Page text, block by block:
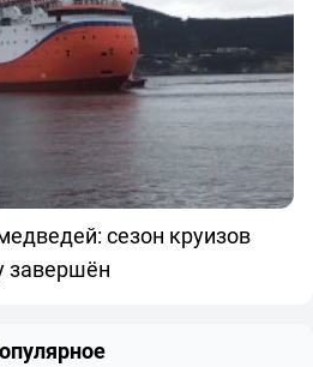
сезон круизов
завершён